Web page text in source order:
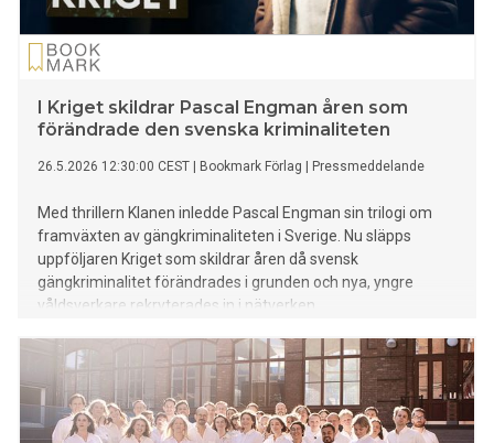
I Kriget skildrar Pascal Engman åren som
förändrade den svenska kriminaliteten
26.5.2026 12:30:00 CEST Bookmark Förlag Pressmeddelande
Med thrillern Klanen inledde Pascal Engman sin trilogi om
framväxten av gängkriminaliteten i Sverige. Nu släpps
uppföljaren Kriget som skildrar åren då svensk
gängkriminalitet förändrades i grunden och nya, yngre
våldsverkare rekryterades in i nätverken.